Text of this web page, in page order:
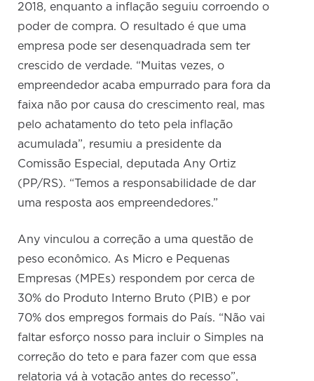
2018, enquanto a inflação seguiu corroendo o
poder de compra. O resultado é que uma
empresa pode ser desenquadrada sem ter
crescido de verdade. “Muitas vezes, o
empreendedor acaba empurrado para fora da
faixa não por causa do crescimento real, mas
pelo achatamento do teto pela inflação
acumulada”, resumiu a presidente da
Comissão Especial, deputada Any Ortiz
(PP/RS). “Temos a responsabilidade de dar
uma resposta aos empreendedores.”
Any vinculou a correção a uma questão de
peso econômico. As Micro e Pequenas
Empresas (MPEs) respondem por cerca de
30% do Produto Interno Bruto (PIB) e por
70% dos empregos formais do País. “Não vai
faltar esforço nosso para incluir o Simples na
correção do teto e para fazer com que essa
relatoria vá à votação antes do recesso”,